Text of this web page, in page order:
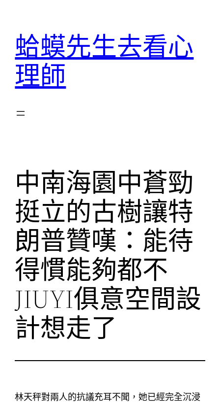
蛤蟆先生去看心
理師
中南海園中蒼勁
挺立的古樹讓特
朗普贊嘆：能待
得慣能夠都不
JIUYI俱意空間設
計想走了
林天秤對兩人的抗議充耳不聞，她已經完全沉浸